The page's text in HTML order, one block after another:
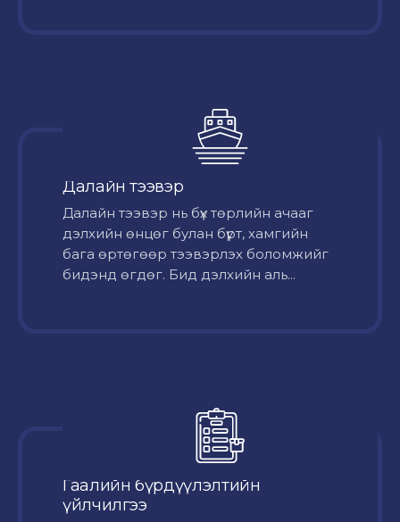
Далайн тээвэр
Далайн тээвэр нь бүх төрлийн ачааг
дэлхийн өнцөг булан бүрт, хамгийн
бага өртөгөөр тээвэрлэх боломжийг
бидэнд өгдөг. Бид дэлхийн аль...
Гаалийн бүрдүүлэлтийн
үйлчилгээ